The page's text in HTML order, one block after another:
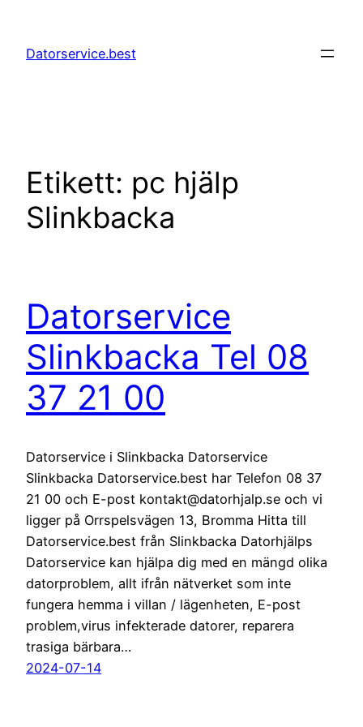
innehåll
Datorservice.best
Etikett: pc hjälp
Slinkbacka
Datorservice
Slinkbacka Tel 08
37 21 00
Datorservice i Slinkbacka Datorservice
Slinkbacka Datorservice.best har Telefon 08 37
21 00 och E-post kontakt@datorhjalp.se och vi
ligger på Orrspelsvägen 13, Bromma Hitta till
Datorservice.best från Slinkbacka Datorhjälps
Datorservice kan hjälpa dig med en mängd olika
datorproblem, allt ifrån nätverket som inte
fungera hemma i villan / lägenheten, E-post
problem,virus infekterade datorer, reparera
trasiga bärbara…
2024-07-14